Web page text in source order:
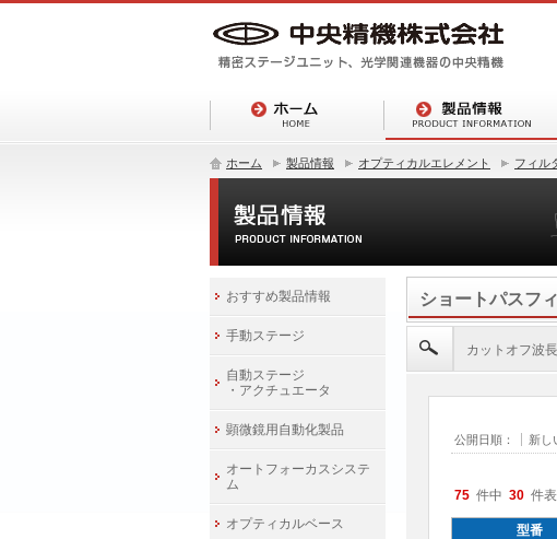
ホーム 製品情報 オプティカルエレメント フィル
ショートパスフ
カットオフ波
公開日順： 新し
75 件中 30 件
型番
おすすめ製品情報
手動ステージ
自動ステージ
・アクチュエータ
顕微鏡用自動化製品
オートフォーカスシステ
ム
オプティカルベース